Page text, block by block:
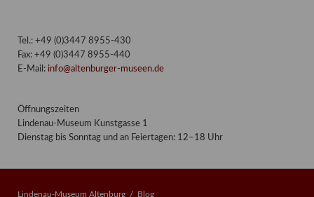
Tel.: +49 (0)3447 8955-430
Fax: +49 (0)3447 8955-440
E-Mail: info@altenburger-museen.de
Öffnungszeiten
Lindenau-Museum Kunstgasse 1
Dienstag bis Sonntag und an Feiertagen: 12–18 Uhr
Lindenau-Museum Altenburg Blog